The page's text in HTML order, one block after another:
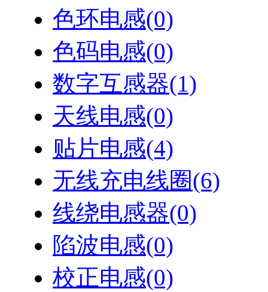
色环电感(0)
色码电感(0)
数字互感器(1)
天线电感(0)
贴片电感(4)
无线充电线圈(6)
线绕电感器(0)
陷波电感(0)
校正电感(0)